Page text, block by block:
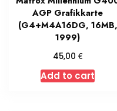
AGP Grafikkarte
(G4+M4A16DG, 16MB,
1999)
45,00 €
Add to cart